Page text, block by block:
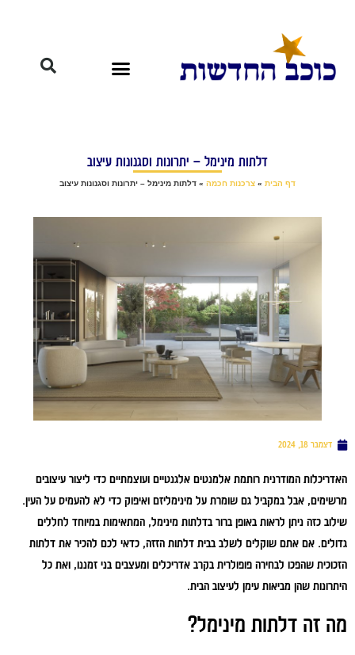
דלתות מינימל – יתרונות וסגנונות עיצוב
דף הבית » צרכנות חכמה » דלתות מינימל – יתרונות וסגנונות עיצוב
דצמבר 18, 2024
האדריכלות המודרנית רותמת אלמנטים אלגנטיים ועוצמתיים כדי ליצור עיצובים
מרשימים, אבל במקביל גם שומרת על מינימליזם ואיפוק כדי לא להעמיס על העין.
שילוב כזה ניתן לראות באופן ברור בדלתות מינימל, המתאימות במיוחד לחללים
גדולים. אם אתם שוקלים לשלב בבית דלתות הזזה, כדאי לכם להכיר את דלתות
הזכוכית שהפכו לבחירה פופולרית בקרב אדריכלים ומעצבים בני זמננו, ואת כל
היתרונות שהן מביאות עימן לעיצוב הבית.
מה זה דלתות מינימל?